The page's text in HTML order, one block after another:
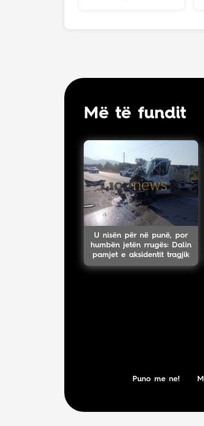
Më të fundit
U nisën për në punë, por
humbën jetën rrugës: Dalin
pamjet e aksidentit tragjik
të shqiptarëve
Puno me ne!